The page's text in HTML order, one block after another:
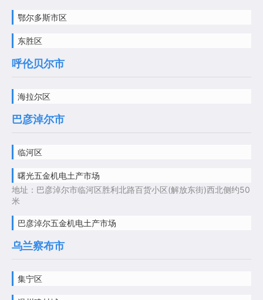
鄂尔多斯市区
东胜区
呼伦贝尔市
海拉尔区
巴彦淖尔市
临河区
曙光五金机电土产市场
地址：巴彦淖尔市临河区胜利北路百货小区(解放东街)西北侧约50
米
巴彦淖尔五金机电土产市场
乌兰察布市
集宁区